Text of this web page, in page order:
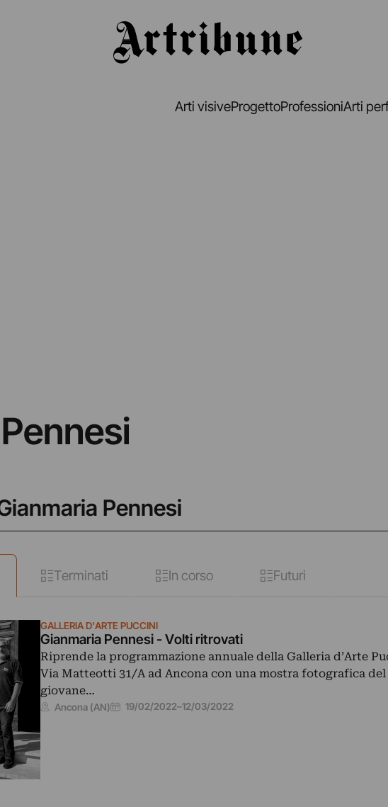
Arti visiveProgettoProfessioniArti
Pennesi
Terminati In corso Futuri
GALLERIA D'ARTE PUCCINI
Gianmaria Pennesi - Volti ritrovati
Riprende la programmazione annuale della Galleria d’Arte
Via Matteotti 31/A ad Ancona con una mostra fotografica del
giovane…
Ancona (AN) 19/02/2022–12/03/2022